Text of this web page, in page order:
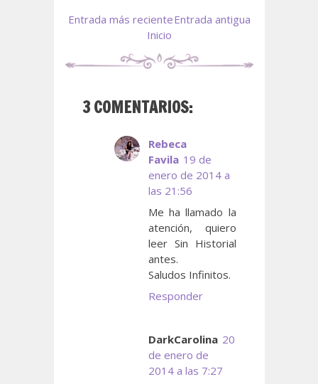
Entrada más recienteEntrada antigua
Inicio
3 COMENTARIOS:
Rebeca
Favila 19 de
enero de 2014 a
las 21:56
Me ha llamado la
atención, quiero
leer Sin Historial
antes.
Saludos Infinitos.
Responder
DarkCarolina 20
de enero de
2014 a las 7:27